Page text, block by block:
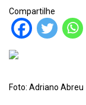
Compartilhe
Foto: Adriano Abreu